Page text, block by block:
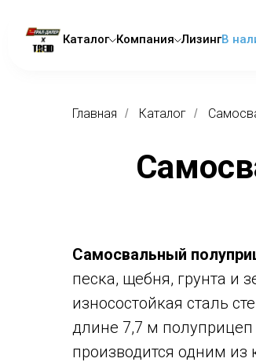
Каталог Компания ЛизингВ
Главная / Каталог /
Самосвальный
песка, щебня, грунта и
износостойкая сталь
длине 7,7 м
производится одним из